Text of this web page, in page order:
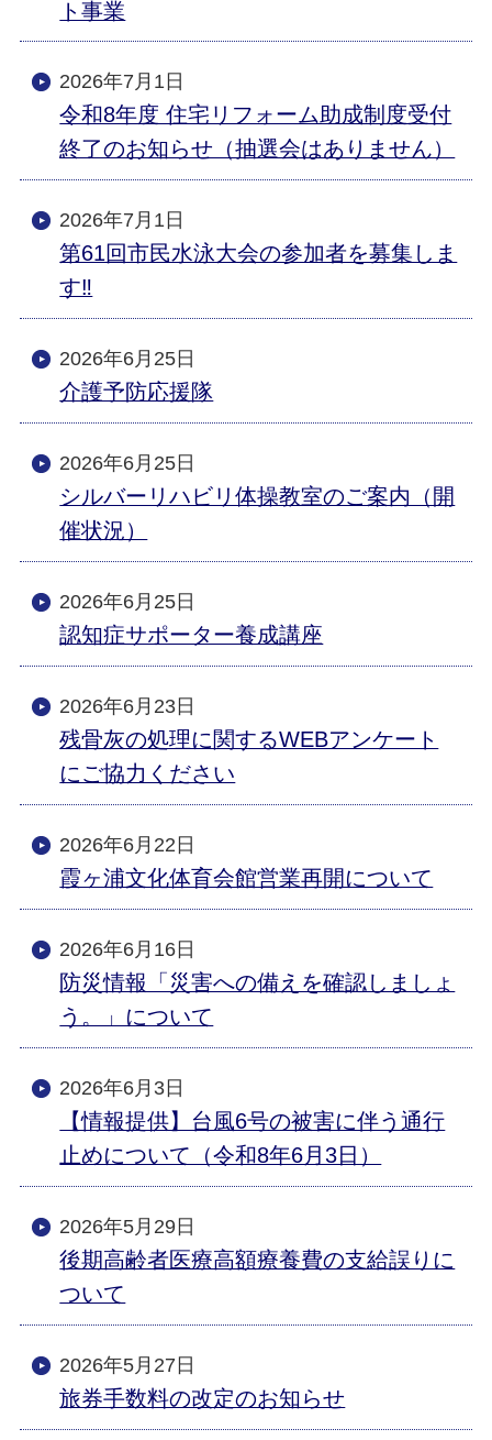
ト事業
2026年7月1日
令和8年度 住宅リフォーム助成制度受付
終了のお知らせ（抽選会はありません）
2026年7月1日
第61回市民水泳大会の参加者を募集しま
す‼
2026年6月25日
介護予防応援隊
2026年6月25日
シルバーリハビリ体操教室のご案内（開
催状況）
2026年6月25日
認知症サポーター養成講座
2026年6月23日
残骨灰の処理に関するWEBアンケート
にご協力ください
2026年6月22日
霞ヶ浦文化体育会館営業再開について
2026年6月16日
防災情報「災害への備えを確認しましょ
う。」について
2026年6月3日
【情報提供】台風6号の被害に伴う通行
止めについて（令和8年6月3日）
2026年5月29日
後期高齢者医療高額療養費の支給誤りに
ついて
2026年5月27日
旅券手数料の改定のお知らせ